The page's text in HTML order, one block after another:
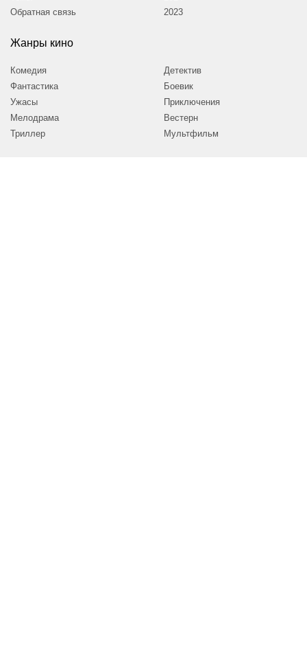
Обратная связь
2023
Жанры кино
Комедия
Фантастика
Ужасы
Мелодрама
Триллер
Детектив
Боевик
Приключения
Вестерн
Мультфильм